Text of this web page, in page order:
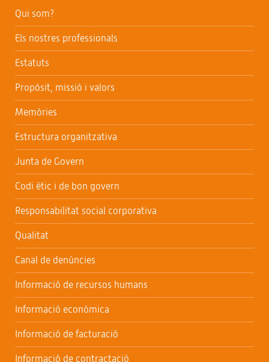
Qui som?
Els nostres professionals
Estatuts
Propòsit, missió i valors
Memòries
Estructura organitzativa
Junta de Govern
Codi ètic i de bon govern
Responsabilitat social corporativa
Qualitat
Canal de denúncies
Informació de recursos humans
Informació econòmica
Informació de facturació
Informació de contractació